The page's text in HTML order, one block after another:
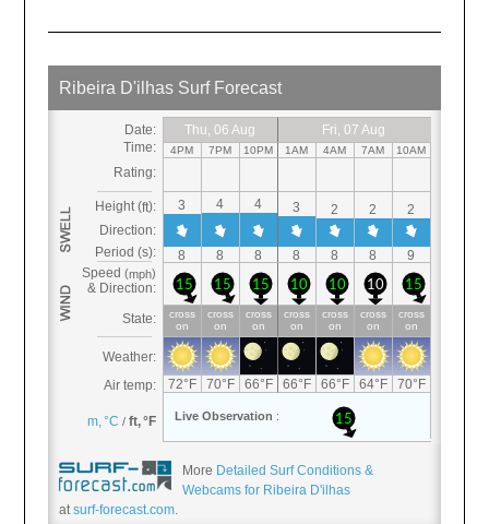
More Detailed Surf Conditions &
Webcams for Ribeira D'ilhas
atsurf-forecast.com.